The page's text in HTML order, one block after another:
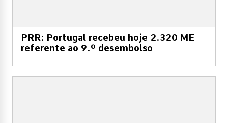
PRR: Portugal recebeu hoje 2.320 ME
referente ao 9.º desembolso